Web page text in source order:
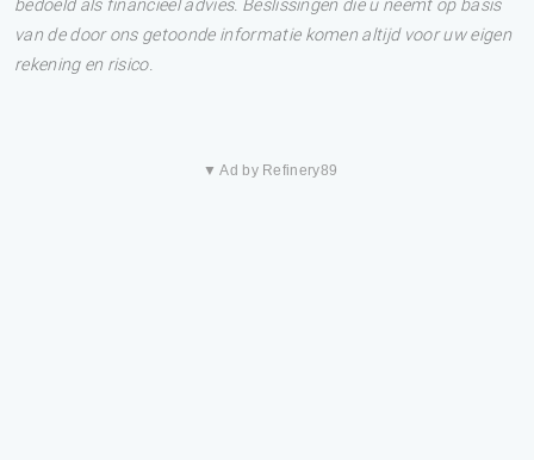
bedoeld als financieel advies. Beslissingen die u neemt op basis
van de door ons getoonde informatie komen altijd voor uw eigen
rekening en risico.
▼ Ad by Refinery89